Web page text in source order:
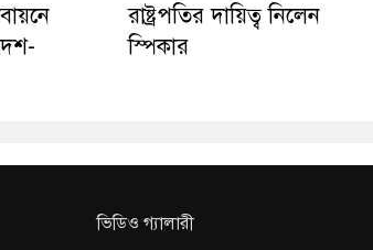
রাষ্ট্রপতির দায়িত্ব নিলেন
স্পিকার
ভিডিও গ্যালারী